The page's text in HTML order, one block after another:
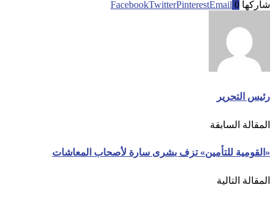
شاركها 0
FacebookTwitterPinterestEmail
رئيس التحرير
المقالة السابقة
«القومية للتأمين» تزف بشرى سارة لأصحاب المعاشات
المقالة التالية